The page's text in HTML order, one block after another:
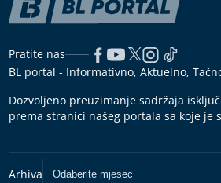
Pratite nas
BL portal - Informativno, Aktuelno,
Dozvoljeno preuzimanje sadržaja
prema stranici našeg portala sa koje je